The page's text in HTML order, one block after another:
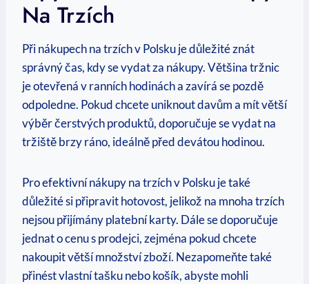
Na Trzích
Při nákupech na trzích v Polsku je důležité znát
správný čas, kdy se vydat za nákupy. Většina tržnic
je otevřená v ranních hodinách a zavírá se pozdě
odpoledne. Pokud chcete uniknout davům a mít větší
výběr čerstvých produktů, doporučuje se vydat na
tržiště brzy ráno, ideálně před devátou hodinou.
Pro efektivní nákupy na trzích v Polsku je také
důležité si připravit hotovost, jelikož na mnoha trzích
nejsou přijímány platební karty. Dále se doporučuje
jednat o cenu s prodejci, zejména pokud chcete
nakoupit větší množství zboží. Nezapomeňte také
přinést vlastní tašku nebo košík, abyste mohli